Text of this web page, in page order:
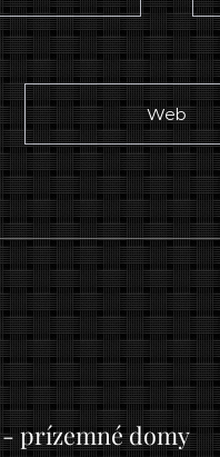
Web
- prízemné domy